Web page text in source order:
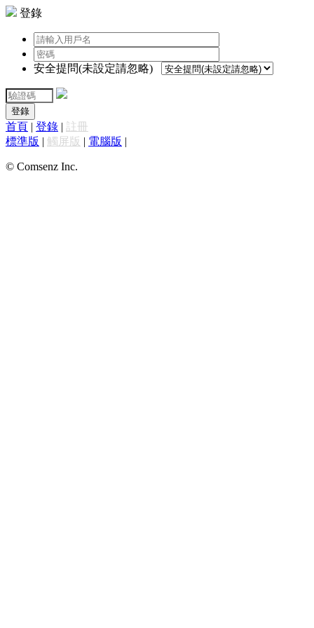
登錄
安全提問(未設定請忽略)
登錄
首頁 | 登錄 | 註冊
標準版 | 觸屏版 | 電腦版 |
© Comsenz Inc.